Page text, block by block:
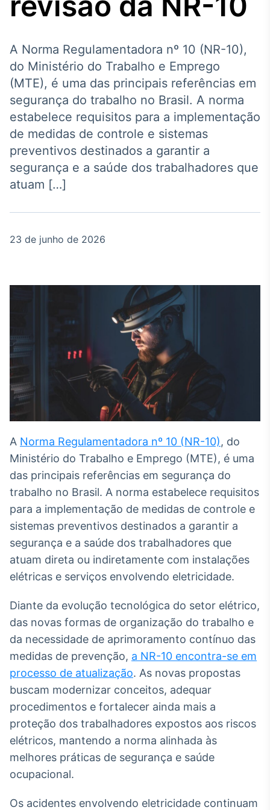
Agro
Broadcast
Político
Os bastidores da
política em tempo
O setor de
White Label
Plataforma para
conteúdos
personalizados
e Conteúdos
Broadcast
OTC
Plataforma para
negociação de
ativos
Broadcast
Datafeed
APIs para
integração de
conteúdos e
Broadcast
Ticker
Cotações e
notícias
Broadcast
Widgets
Componentes
para conteúdos e
funcionalidades
Broadcast
Wallboard
Conteúdos e
A Norma Regulamentadora nº 10 (NR-10),
do Ministério do Trabalho e Emprego
(MTE), é uma das principais referências em
segurança do trabalho no Brasil. A norma
estabelece requisitos para a implementação
de medidas de controle e sistemas
preventivos destinados a garantir a
segurança e a saúde dos trabalhadores que
atuam […]
23 de junho de 2026
A Norma Regulamentadora nº 10 (NR-10), do
Ministério do Trabalho e Emprego (MTE), é uma
das principais referências em segurança do
trabalho no Brasil. A norma estabelece requisitos
para a implementação de medidas de controle e
sistemas preventivos destinados a garantir a
segurança e a saúde dos trabalhadores que
atuam direta ou indiretamente com instalações
elétricas e serviços envolvendo eletricidade.
Diante da evolução tecnológica do setor elétrico,
das novas formas de organização do trabalho e
da necessidade de aprimoramento contínuo das
medidas de prevenção, a NR-10 encontra-se em
processo de atualização. As novas propostas
buscam modernizar conceitos, adequar
procedimentos e fortalecer ainda mais a
proteção dos trabalhadores expostos aos riscos
elétricos, mantendo a norma alinhada às
melhores práticas de segurança e saúde
ocupacional.
Os acidentes envolvendo eletricidade continuam